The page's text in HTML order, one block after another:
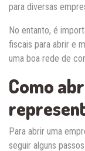
para diversas
No entanto, é
fiscais para abrir e
uma boa rede de
Como
Para abrir uma
seguir alguns